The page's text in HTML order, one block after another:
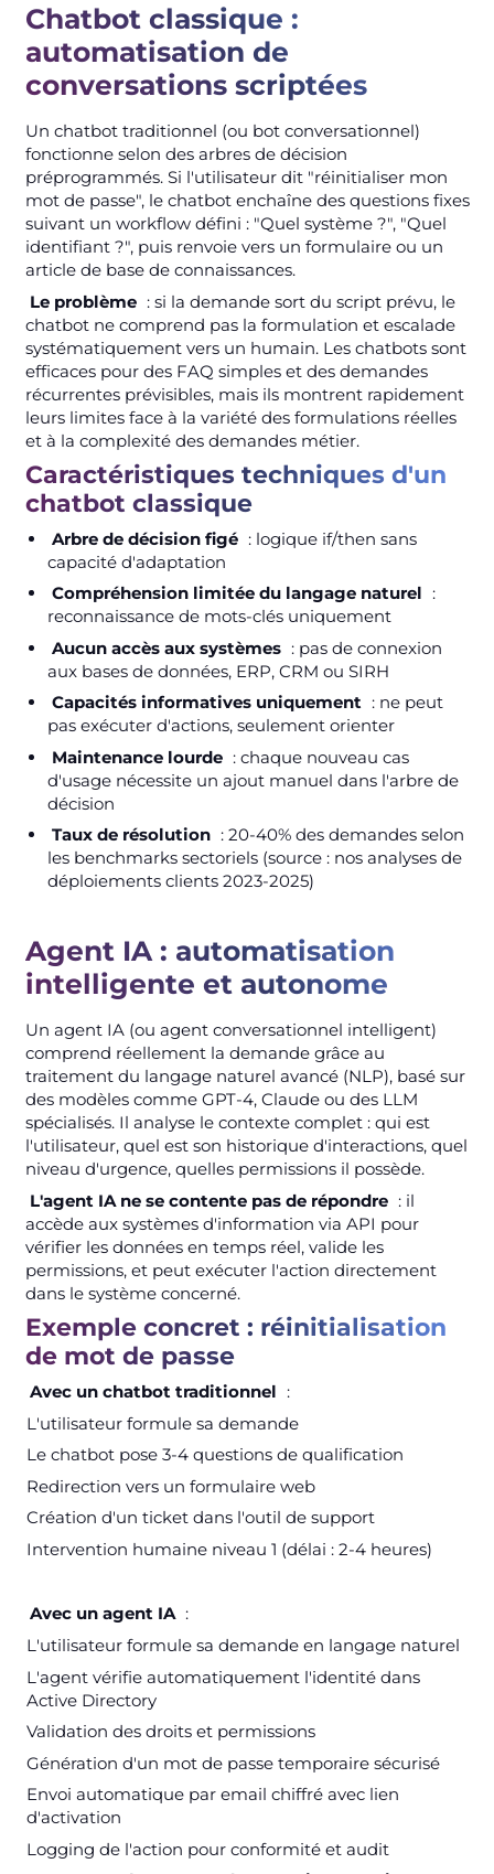
Chatbot classique :
automatisation de
conversations scriptées
Un chatbot traditionnel (ou bot conversationnel)
fonctionne selon des arbres de décision
préprogrammés. Si l'utilisateur dit "réinitialiser mon
mot de passe", le chatbot enchaîne des questions fixes
suivant un workflow défini : "Quel système ?", "Quel
identifiant ?", puis renvoie vers un formulaire ou un
article de base de connaissances.
Le problème : si la demande sort du script prévu, le
chatbot ne comprend pas la formulation et escalade
systématiquement vers un humain. Les chatbots sont
efficaces pour des FAQ simples et des demandes
récurrentes prévisibles, mais ils montrent rapidement
leurs limites face à la variété des formulations réelles
et à la complexité des demandes métier.
Caractéristiques techniques d'un
chatbot classique
Arbre de décision figé : logique if/then sans
capacité d'adaptation
Compréhension limitée du langage naturel :
reconnaissance de mots-clés uniquement
Aucun accès aux systèmes : pas de connexion
aux bases de données, ERP, CRM ou SIRH
Capacités informatives uniquement : ne peut
pas exécuter d'actions, seulement orienter
Maintenance lourde : chaque nouveau cas
d'usage nécessite un ajout manuel dans l'arbre de
décision
Taux de résolution : 20-40% des demandes selon
les benchmarks sectoriels (source : nos analyses de
déploiements clients 2023-2025)
Agent IA : automatisation
intelligente et autonome
Un agent IA (ou agent conversationnel intelligent)
comprend réellement la demande grâce au
traitement du langage naturel avancé (NLP), basé sur
des modèles comme GPT-4, Claude ou des LLM
spécialisés. Il analyse le contexte complet : qui est
l'utilisateur, quel est son historique d'interactions, quel
niveau d'urgence, quelles permissions il possède.
L'agent IA ne se contente pas de répondre : il
accède aux systèmes d'information via API pour
vérifier les données en temps réel, valide les
permissions, et peut exécuter l'action directement
dans le système concerné.
Exemple concret : réinitialisation
de mot de passe
Avec un chatbot traditionnel :
L'utilisateur formule sa demande
Le chatbot pose 3-4 questions de qualification
Redirection vers un formulaire web
Création d'un ticket dans l'outil de support
Intervention humaine niveau 1 (délai : 2-4 heures)
Avec un agent IA :
L'utilisateur formule sa demande en langage naturel
L'agent vérifie automatiquement l'identité dans
Active Directory
Validation des droits et permissions
Génération d'un mot de passe temporaire sécurisé
Envoi automatique par email chiffré avec lien
d'activation
Logging de l'action pour conformité et audit